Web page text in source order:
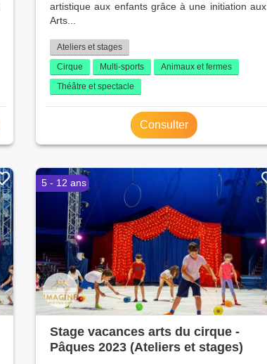
artistique aux enfants grâce à une initiation aux
Arts...
Ateliers et stages
Cirque
Multi-sports
Animaux et fermes
Théâtre et spectacle
Consulter
5 - 12 ans
Stage vacances arts du cirque -
Pâques 2023 (Ateliers et stages)